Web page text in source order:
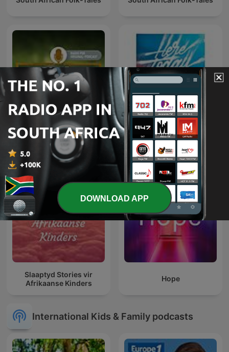
Sinnlos Märchen
Dealing with Adult
Children and yourself
Slaaptyd Stories vir
Afrikaanse Kinders
Hope
International Kids & Family podcasts
DOWNLOAD APP